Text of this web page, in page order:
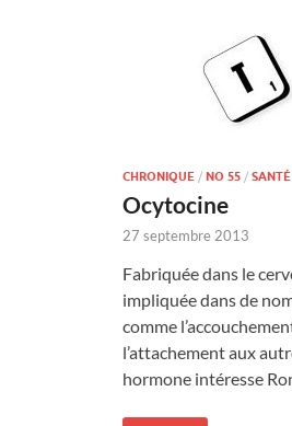
CHRONIQUE / NO 55 / SANTÉ
Ocytocine
27 septembre 2013
Fabriquée dans le
impliquée dans de
comme
l’attachement aux
hormone intéresse